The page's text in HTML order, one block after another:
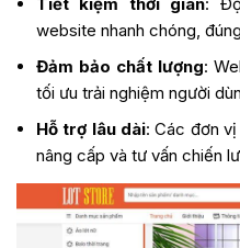
website nhanh chóng,
Đảm bảo chất lượng:
tối ưu trải nghiệm người
Hỗ trợ lâu dài: Các đơn
nâng cấp và tư vấn chiến